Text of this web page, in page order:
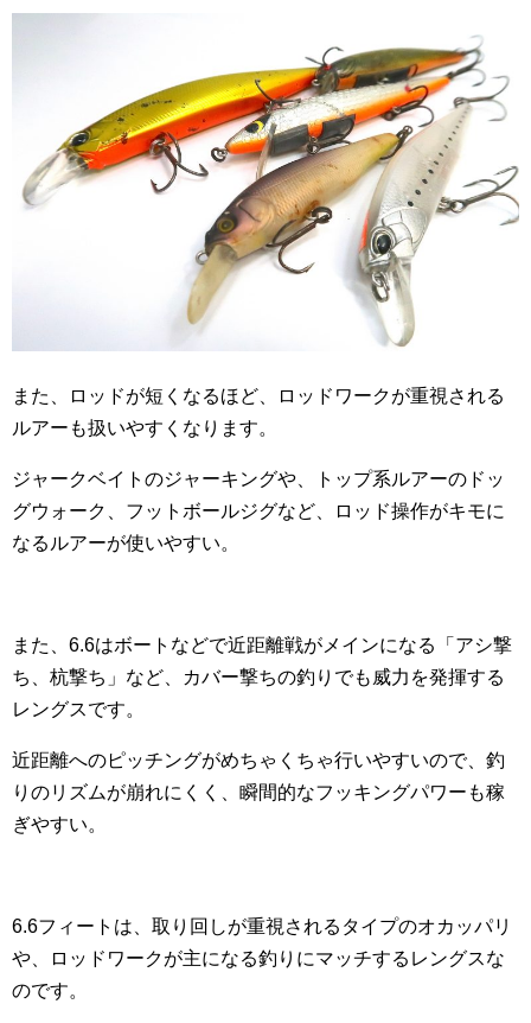
また、ロッドが短くなるほど、ロッドワークが重視される
ルアーも扱いやすくなります。
ジャークベイトのジャーキングや、トップ系ルアーのドッ
グウォーク、フットボールジグなど、ロッド操作がキモに
なるルアーが使いやすい。
また、6.6はボートなどで近距離戦がメインになる「アシ撃
ち、杭撃ち」など、カバー撃ちの釣りでも威力を発揮する
レングスです。
近距離へのピッチングがめちゃくちゃ行いやすいので、釣
りのリズムが崩れにくく、瞬間的なフッキングパワーも稼
ぎやすい。
6.6フィートは、取り回しが重視されるタイプのオカッパリ
や、ロッドワークが主になる釣りにマッチするレングスな
のです。